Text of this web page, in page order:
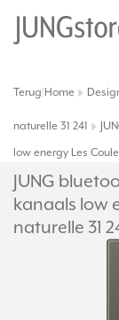
Terug Home
naturelle 31 241
low energy Les
JUNG
kanaals low
naturelle 31